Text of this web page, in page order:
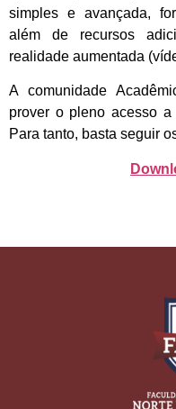
simples e avançada,
além de recursos
realidade aumentada
A comunidade
prover o pleno acesso a
Para tanto, basta seguir